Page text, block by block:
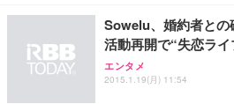
Sowelu、婚約者と
活動再開で“失恋ラ
エンタメ
2015.1.19(月) 11:54